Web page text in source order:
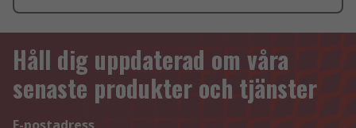
Håll dig uppdaterad om våra
senaste produkter och tjänster